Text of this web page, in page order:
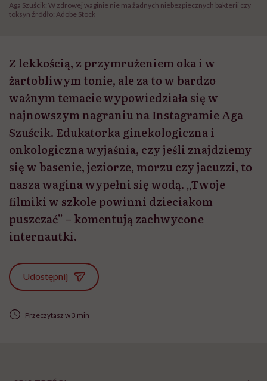
Aga Szuścik: W zdrowej waginie nie ma żadnych niebezpiecznych bakterii czy
toksyn źródło: Adobe Stock
Z lekkością, z przymrużeniem oka i w
żartobliwym tonie, ale za to w bardzo
ważnym temacie wypowiedziała się w
najnowszym nagraniu na Instagramie Aga
Szuścik. Edukatorka ginekologiczna i
onkologiczna wyjaśnia, czy jeśli znajdziemy
się w basenie, jeziorze, morzu czy jacuzzi, to
nasza wagina wypełni się wodą. „Twoje
filmiki w szkole powinni dzieciakom
puszczać” – komentują zachwycone
internautki.
Udostępnij
Przeczytasz w 3 min